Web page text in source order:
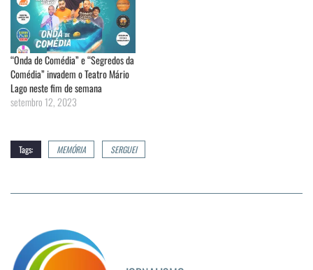
“Onda de Comédia” e “Segredos da
Comédia” invadem o Teatro Mário
Lago neste fim de semana
setembro 12, 2023
Tags: MEMÓRIA SERGUEI